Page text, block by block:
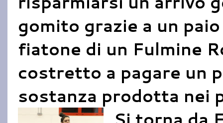
gomito grazie a un
fiatone di un Fulmine
costretto a pagare un
sostanza prodotta nei